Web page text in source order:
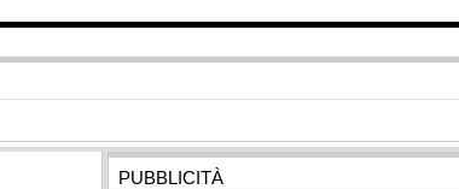
PUBBLICITÀ